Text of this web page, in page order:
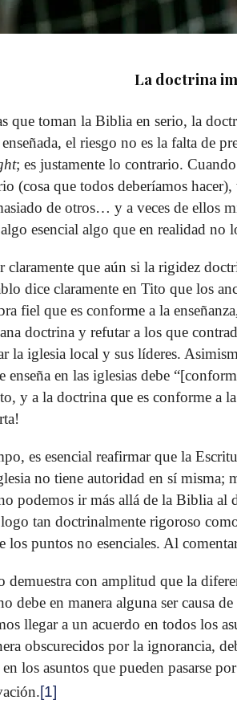
La doctrina
que toman la Biblia en serio, la
el riesgo no es la falta de
; es justamente lo contrario.
(cosa que todos deberíamos
de otros… y a veces de ellos
esencial algo que en realidad no
claramente que aún si la rigidez
dice claramente en Tito que los
fiel que es conforme a la
doctrina y refutar a los que
la iglesia local y sus líderes.
enseña en las iglesias debe
y a la doctrina que es conforme a
es esencial reafirmar que la
no tiene autoridad en sí misma;
podemos ir más allá de la Biblia al
tan doctrinalmente rigoroso
los puntos no esenciales. Al
demuestra con amplitud que la
debe en manera alguna ser causa
llegar a un acuerdo en todos los
obscurecidos por la ignorancia,
los asuntos que pueden pasarse
[1]